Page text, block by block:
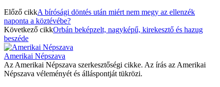
Előző cikkA bírósági döntés után miért nem megy az ellenzék
naponta a köztévébe?
Következő cikkOrbán beképzelt, nagyképű, kirekesztő és hazug
beszéde
Amerikai Népszava
Az Amerikai Népszava szerkesztőségi cikke. Az írás az Amerikai
Népszava véleményét és álláspontját tükrözi.